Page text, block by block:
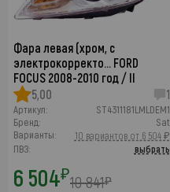
Фара левая (хром, с
электрокорректо… FORD
FOCUS 2008-2010 год / II
5,00
1
Артикул:
ST4311181LMLDEM1
Бренд:
Sat
Варианты:
10 вариантов от 6 504 ₽
ПВЗ:
выбрать
6 504₽10 841₽